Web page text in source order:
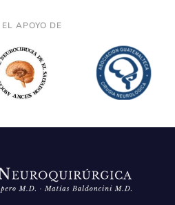
APOYO DE